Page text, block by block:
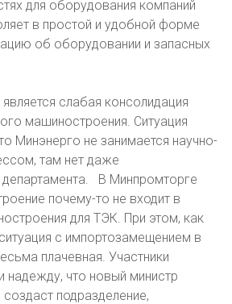
для оборудования компаний
в простой и удобной форме
об оборудовании и запасных
слабая консолидация
машиностроения. Ситуация
Минэнерго не занимается научно-
там нет даже
В Минпромторге
почему-то не входит в
для ТЭК. При этом, как
с импортозамещением в
плачевная. Участники
надежду, что новый министр
подразделение,